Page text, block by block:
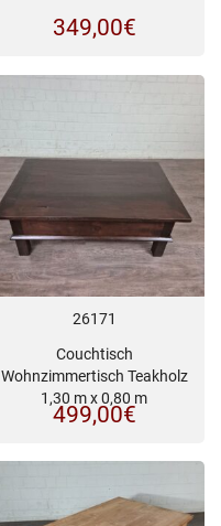
349,00€
26171
Couchtisch
Wohnzimmertisch Teakholz
1,30 m x 0,80 m
499,00€